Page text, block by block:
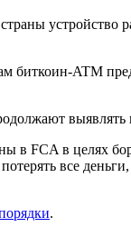
устройство
ATM
в FCA в целях
все
.